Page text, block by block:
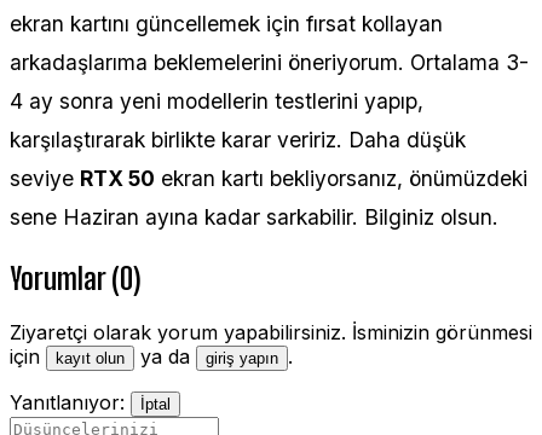
ekran kartını güncellemek için fırsat kollayan
arkadaşlarıma beklemelerini öneriyorum. Ortalama 3-
4 ay sonra yeni modellerin testlerini yapıp,
karşılaştırarak birlikte karar veririz. Daha düşük
seviye RTX 50 ekran kartı bekliyorsanız, önümüzdeki
sene Haziran ayına kadar sarkabilir. Bilginiz olsun.
Yorumlar (0)
Ziyaretçi olarak yorum yapabilirsiniz. İsminizin görünmesi
için
kayıt olun ya da giriş yapın .
Yanıtlanıyor:
İptal